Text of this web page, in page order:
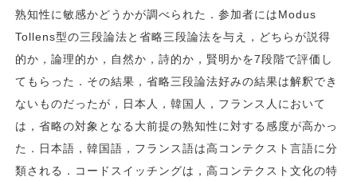
熟知性に敏感かどうかが調べられた．参加者にはModus
Tollens型の三段論法と省略三段論法を与え，どちらが説得
的か，論理的か，自然か，詩的か，賢明かを7段階で評価し
てもらった．その結果，省略三段論法好みの結果は解釈でき
ないものだったが，日本人，韓国人，フランス人において
は，省略の対象となる大前提の熟知性に対する感度が高かっ
た．日本語，韓国語，フランス語は高コンテクスト言語に分
類される．コードスイッチングは，高コンテクスト文化の特